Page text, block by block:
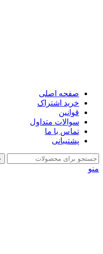
صفحه اصلی
خرید اشتراک
قوانین
سوالات متداول
تماس با ما
پشتیبانی
منو